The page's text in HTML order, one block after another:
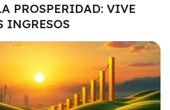
PROSPERIDAD: VIVE
INGRESOS